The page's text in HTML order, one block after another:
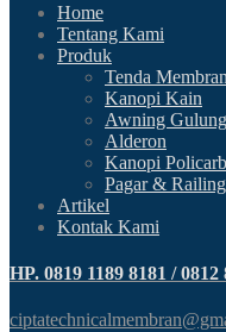
Home
Tentang Kami
Produk
Tenda Membran
Kanopi Kain
Awning Gulung
Alderon
Kanopi
Pagar & Railing
Artikel
Kontak Kami
HP. 0819 1189 8181 / 0812